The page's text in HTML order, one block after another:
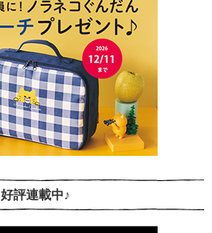
好評連載中♪